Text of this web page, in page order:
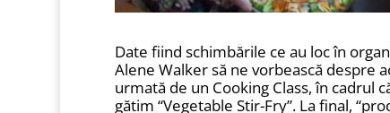
Date fiind schimbările ce au loc în
Alene Walker să ne vorbească despre
urmată de un Cooking Class, în cadrul
gătim “Vegetable Stir-Fry”. La final,